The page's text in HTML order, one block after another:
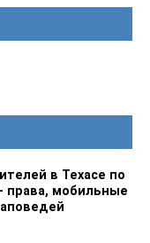
в Техасе по
права, мобильные